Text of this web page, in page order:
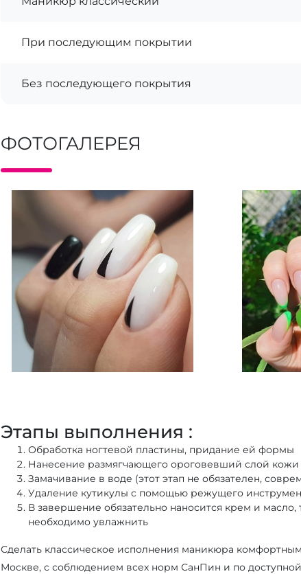
При последующим покрытии
Без последующего покрытия
ФОТОГАЛЕРЕЯ
Этапы выполнения :
Обработка ногтевой пластины, придание ей формы
Нанесение размягчающего ороговевший слой кожи
Замачивание в воде (этот этап не обязателен,
Удаление кутикулы с помощью режущего
В завершение обязательно наносится крем и
необходимо увлажнить
Сделать классическое исполнения маникюра
Москве, с соблюдением всех норм СанПин и по